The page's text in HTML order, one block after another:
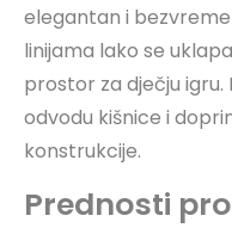
elegantan i
linijama lako se
prostor za dječju igru.
odvodu kišnice i
konstrukcije.
Prednosti